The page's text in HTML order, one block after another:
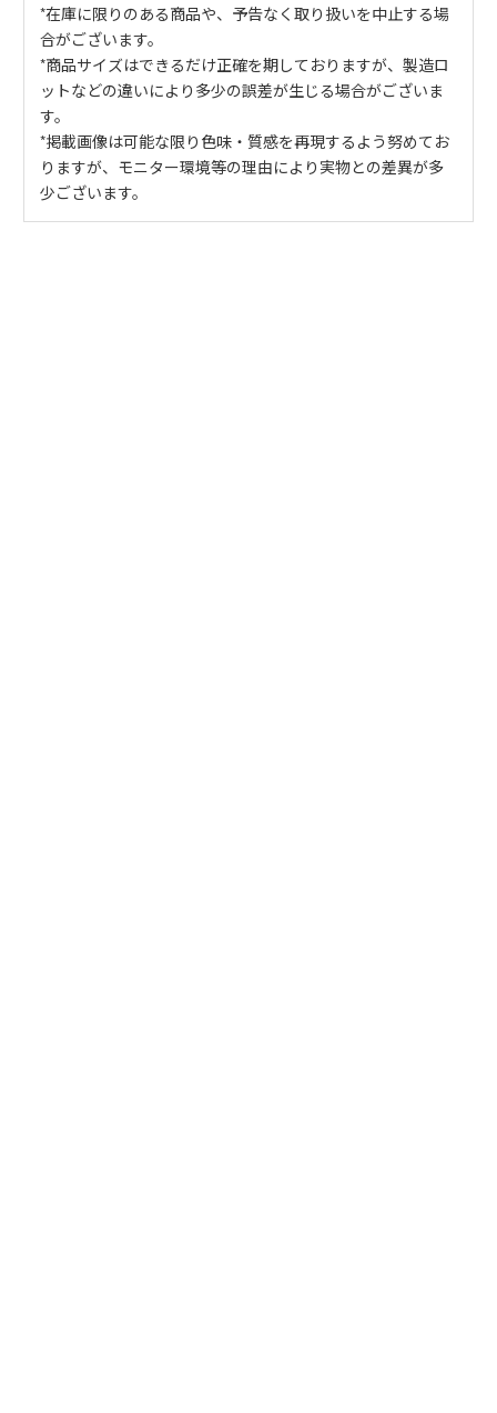
*在庫に限りのある商品や、予告なく取り扱いを中止する場
合がございます。
*商品サイズはできるだけ正確を期しておりますが、製造ロ
ットなどの違いにより多少の誤差が生じる場合がございま
す。
*掲載画像は可能な限り色味・質感を再現するよう努めてお
りますが、モニター環境等の理由により実物との差異が多
少ございます。